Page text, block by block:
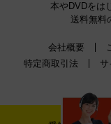
本やDVDをは
送料無料
会社概要
特定商取引法